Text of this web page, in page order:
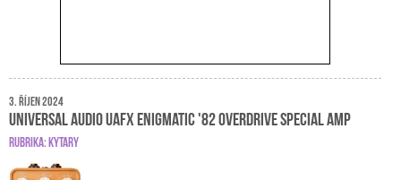
3. říjen 2024
Universal Audio UAFX Enigmatic '82 Overdrive Special Amp
RUBRIKA:KYTARY